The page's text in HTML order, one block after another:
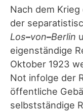
Nach dem
der
Los–von–Berlin
eigenständige
Oktober 1923
Not infolge der
öffentliche
selbstständige